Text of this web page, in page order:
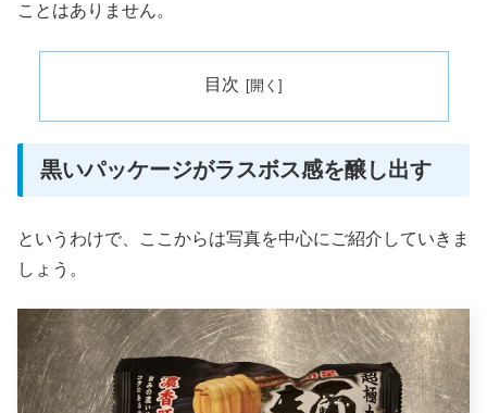
ことはありません。
目次
黒いパッケージがラスボス感を醸し出す
というわけで、ここからは写真を中心にご紹介していきま
しょう。